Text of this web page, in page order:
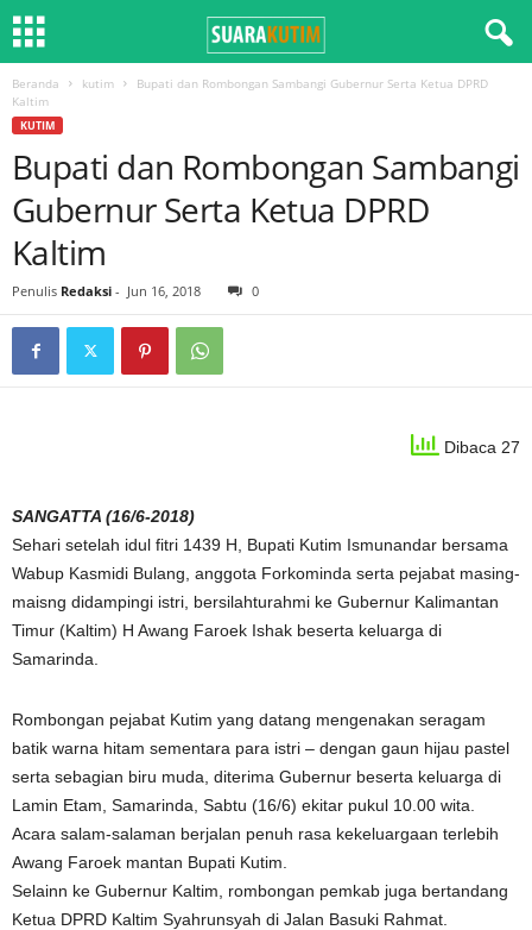
Beranda kutim
Bupati dan Rombongan Sambangi Gubernur Serta Ketua DPRD
Kaltim
KUTIM
Bupati dan Rombongan Sambangi
Gubernur Serta Ketua DPRD
Kaltim
Penulis Redaksi - Jun 16, 2018 0
Dibaca 27
SANGATTA (16/6-2018)
Sehari setelah idul fitri 1439 H, Bupati Kutim Ismunandar bersama
Wabup Kasmidi Bulang, anggota Forkominda serta pejabat masing-
maisng didampingi istri, bersilahturahmi ke Gubernur Kalimantan
Timur (Kaltim) H Awang Faroek Ishak beserta keluarga di
Samarinda.
Rombongan pejabat Kutim yang datang mengenakan seragam
batik warna hitam sementara para istri – dengan gaun hijau pastel
serta sebagian biru muda, diterima Gubernur beserta keluarga di
Lamin Etam, Samarinda, Sabtu (16/6) ekitar pukul 10.00 wita.
Acara salam-salaman berjalan penuh rasa kekeluargaan terlebih
Awang Faroek mantan Bupati Kutim.
Selainn ke Gubernur Kaltim, rombongan pemkab juga bertandang
Ketua DPRD Kaltim Syahrunsyah di Jalan Basuki Rahmat.